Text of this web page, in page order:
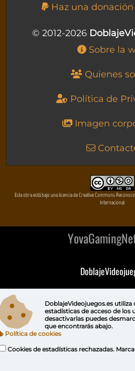
Haz una
© 2012-2026
Sobre la
Quienes
Política de
Imagen
Esta obra está bajo una licencia de Creative Commons
Internacional
DeVuego GAL
DeVuego
DoblajeVideojuegos.es utiliza
estadísticas de acceso de los
desactivarlas puedes
que encontrarás abajo.
Política de cookies
Cookies de estadísticas rechazadas.